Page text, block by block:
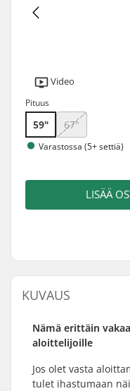
Video
Pituus
59" 67"
Varastossa (5+ settiä)
LISÄÄ
KUVAUS
Nämä erittäin
aloittelijoille
Jos olet vasta
tulet ihastumaan